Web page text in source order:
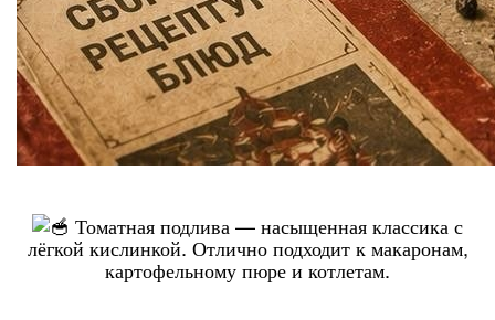
Томатная подлива — насыщенная классика с
лёгкой кислинкой. Отлично подходит к макаронам,
картофельному пюре и котлетам.